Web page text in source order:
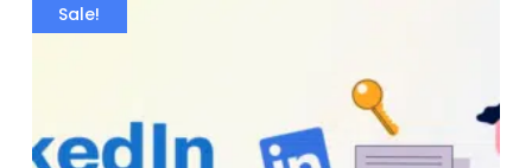
Sale!